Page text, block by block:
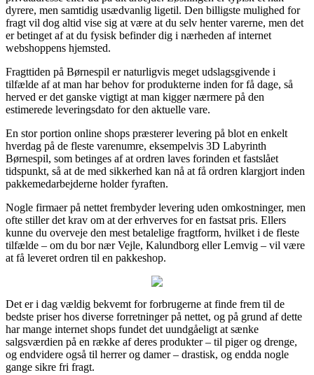
dyrere, men samtidig usædvanlig ligetil. Den billigste mulighed for
fragt vil dog altid vise sig at være at du selv henter varerne, men det
er betinget af at du fysisk befinder dig i nærheden af internet
webshoppens hjemsted.
Fragttiden på Børnespil er naturligvis meget udslagsgivende i
tilfælde af at man har behov for produkterne inden for få dage, så
herved er det ganske vigtigt at man kigger nærmere på den
estimerede leveringsdato for den aktuelle vare.
En stor portion online shops præsterer levering på blot en enkelt
hverdag på de fleste varenumre, eksempelvis 3D Labyrinth
Børnespil, som betinges af at ordren laves forinden et fastslået
tidspunkt, så at de med sikkerhed kan nå at få ordren klargjort inden
pakkemedarbejderne holder fyraften.
Nogle firmaer på nettet frembyder levering uden omkostninger, men
ofte stiller det krav om at der erhverves for en fastsat pris. Ellers
kunne du overveje den mest betalelige fragtform, hvilket i de fleste
tilfælde – om du bor nær Vejle, Kalundborg eller Lemvig – vil være
at få leveret ordren til en pakkeshop.
Det er i dag vældig bekvemt for forbrugerne at finde frem til de
bedste priser hos diverse forretninger på nettet, og på grund af dette
har mange internet shops fundet det uundgåeligt at sænke
salgsværdien på en række af deres produkter – til piger og drenge,
og endvidere også til herrer og damer – drastisk, og endda nogle
gange sikre fri fragt.